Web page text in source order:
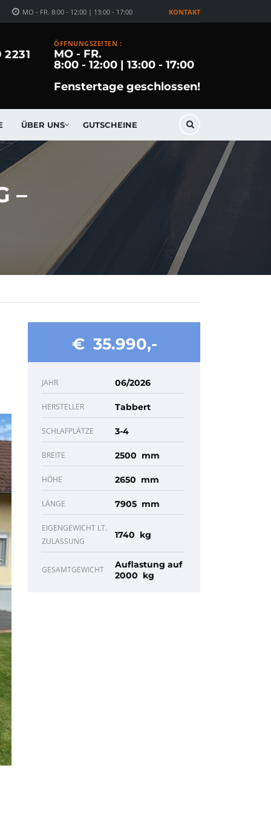
KONTAKT
MO - FR. 8:00 - 12:00 | 13:00 - 17:00
ÖFFNUNGSZEITEN :
MO - FR.
8:00 - 12:00 | 13:00 - 17:00
Fenstertage geschlossen!
2231
ÜBER UNS GUTSCHEINE
–
€ 35.990
JAHR 06/2026
HERSTELLER Tabbert
SCHLAFPLÄTZE 3-4
BREITE 2500 mm
HÖHE 2650 mm
LÄNGE 7905 mm
EIGENGEWICHT LT.
ZULASSUNG
1740 kg
GESAMTGEWICHT
Auflastung auf
2000 kg